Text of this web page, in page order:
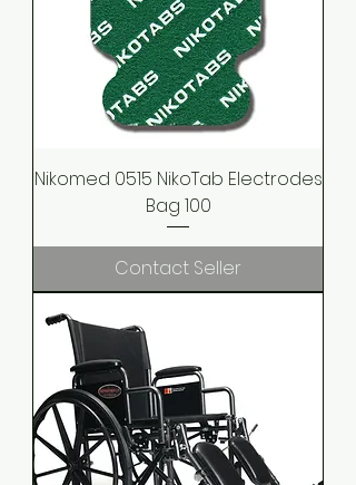
Nikomed 0515 NikoTab Electrodes
Bag 100
Contact Seller